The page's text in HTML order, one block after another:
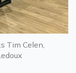
Tim Celen,